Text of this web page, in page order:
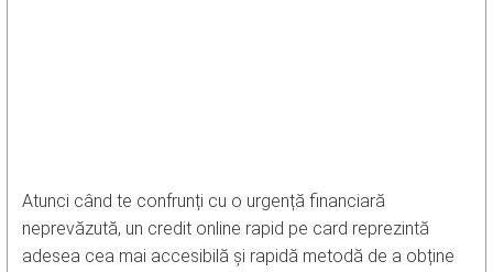
Atunci când te confrunți cu o urgență financiară
neprevăzută, un credit online rapid pe card reprezintă
adesea cea mai accesibilă și rapidă metodă de a obține